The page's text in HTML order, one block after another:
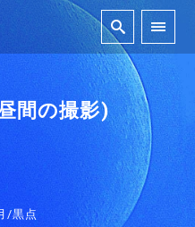
間の撮影)
/黒点